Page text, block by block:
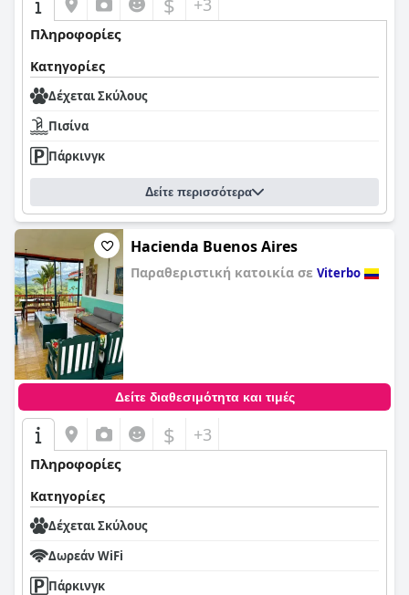
+3
Πληροφορίες
Κατηγορίες
Δέχεται Σκύλους
Πισίνα
Πάρκινγκ
Δείτε περισσότερα
Hacienda Buenos Aires
Παραθεριστική κατοικία σε Viterbo
Δείτε διαθεσιμότητα και τιμές
$ +3
Πληροφορίες
Κατηγορίες
Δέχεται Σκύλους
Δωρεάν WiFi
Πάρκινγκ